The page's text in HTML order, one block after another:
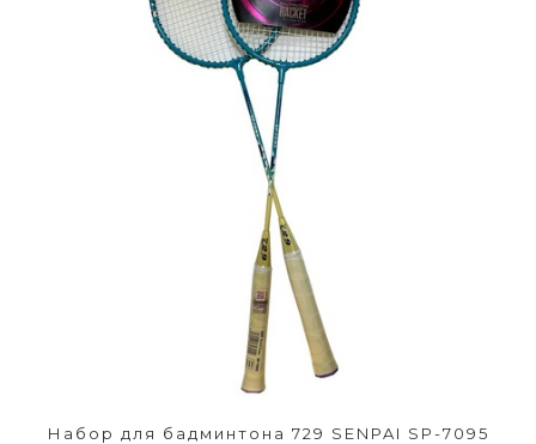
Набор для бадминтона 729 SENPAI SP-7095